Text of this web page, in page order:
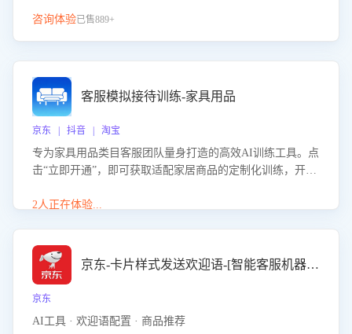
咨询体验已售889+
客服模拟接待训练-家具用品
京东 | 抖音 | 淘宝
专为家具用品类目客服团队量身打造的高效AI训练工具。点
击“立即开通”，即可获取适配家居商品的定制化训练，开启
能、尺寸参数咨询等高频场景下的专业应对能力。
2人正在体验...
京东-卡片样式发送欢迎语-[智能客服机器人]
京东
AI工具 · 欢迎语配置 · 商品推荐